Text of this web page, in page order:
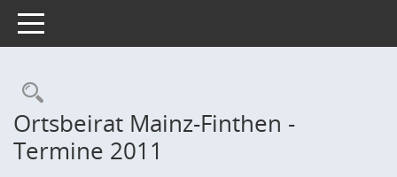
Toggle navigation
Rechercheauswahl
Ortsbeirat Mainz-Finthen -
Termine 2011